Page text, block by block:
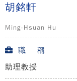
胡銘軒
Ming-Hsuan Hu
職 稱
助理教授